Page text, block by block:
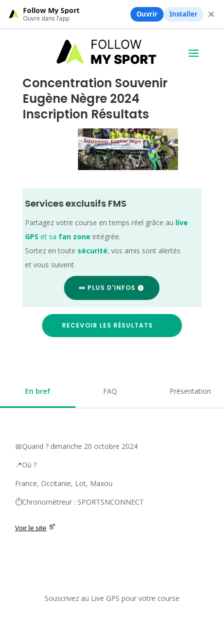
Concentration Souvenir
Eugène Nègre 2024
Inscription Résultats
Services exclusifs FMS
Partagez votre course en temps réel grâce au live
GPS et sa fan zone intégrée.
Sortez en toute sécurité; vos amis sont alertés
et vous suivent.
👀 PLUS D'INFOS
RECEVOIR LES RÉSULTATS
En bref FAQ Présentation
📅Quand ? dimanche 20 octobre 2024
📍Où ?
France, Occitanie, Lot, Maxou
⏱️Chronomètreur : SPORTSNCONNECT
Voir le site
Souscrivez au Live GPS pour votre course
Follow My Sport
Ouvre dans l’app Ouvrir Installer ✕